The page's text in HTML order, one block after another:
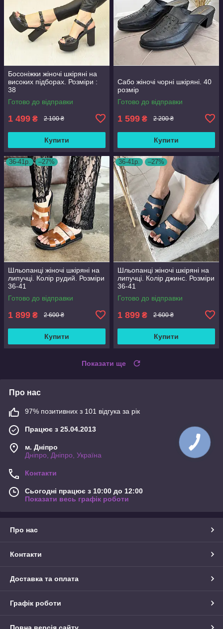
Босоніжки жіночі шкіряні на
високих підборах. Розміри :
38
Готово до відправки
1 499 ₴ 2 100 ₴
Купити
Сабо жіночі чорні шкіряні. 40
розмір
Готово до відправки
1 599 ₴ 2 200 ₴
Купити
36-41р. –27%
Шльопанці жіночі шкіряні на
липучці. Колір рудий. Розміри
36-41
Готово до відправки
1 899 ₴ 2 600 ₴
Купити
36-41р. –27%
Шльопанці жіночі шкіряні на
липучці. Колір джинс. Розміри
36-41
Готово до відправки
1 899 ₴ 2 600 ₴
Купити
Показати ще
Про нас
97% позитивних з 101 відгука за рік
Працює з 25.04.2013
м. Дніпро
Дніпро, Дніпро, Україна
Контакти
Сьогодні працює з 10:00 до 12:00
Показати весь графік роботи
Про нас
Контакти
Доставка та оплата
Графік роботи
Повна версія сайту